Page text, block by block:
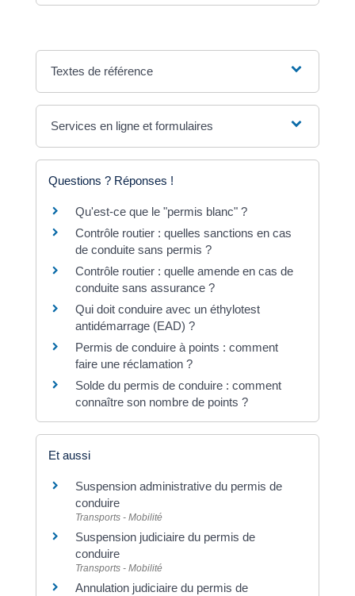
Textes de référence
Services en ligne et formulaires
Questions ? Réponses !
Qu'est-ce que le "permis blanc" ?
Contrôle routier : quelles sanctions en cas
de conduite sans permis ?
Contrôle routier : quelle amende en cas de
conduite sans assurance ?
Qui doit conduire avec un éthylotest
antidémarrage (EAD) ?
Permis de conduire à points : comment
faire une réclamation ?
Solde du permis de conduire : comment
connaître son nombre de points ?
Et aussi
Suspension administrative du permis de
conduire
Transports - Mobilité
Suspension judiciaire du permis de
conduire
Transports - Mobilité
Annulation judiciaire du permis de